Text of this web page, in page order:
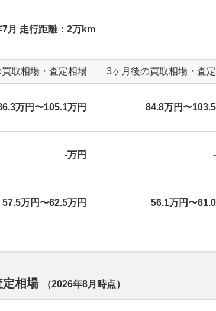
7月 走行距離：2万km
取相場・査定相場 3ヶ月後の買取相場・査
万円〜105.1万円 84.8万円〜
-万円
57.5万円〜62.5万円 56.1万円〜
定相場 （2026年8月 時点）